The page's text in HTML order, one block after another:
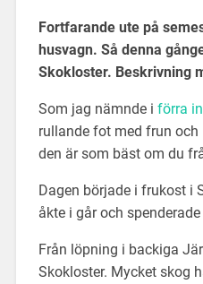
Fortfarande ute på
husvagn. Så denna
Skokloster. Beskrivning
Som jag nämnde i förra
rullande fot med frun och
den är som bäst om du
Dagen började i frukost i
åkte i går och
Från löpning i backiga
Skokloster. Mycket skog